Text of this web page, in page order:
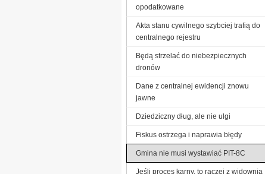
opodatkowane
Akta stanu cywilnego szybciej trafią do
centralnego rejestru
Będą strzelać do niebezpiecznych
dronów
Dane z centralnej ewidencji znowu
jawne
Dziedziczny dług, ale nie ulgi
Fiskus ostrzega i naprawia błędy
Gmina nie musi wystawiać PIT-8C
Jeśli proces karny, to raczej z widownią